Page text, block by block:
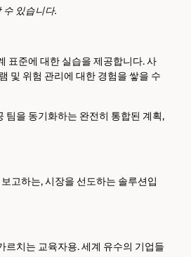
있습니다.
표준에 대한 실습을 제공합니다. 사
및 위험 관리에 대한 경험을 쌓을 수
팀을 동기화하는 완전히 통합된 계획,
고하는, 시장을 선도하는 솔루션입
르치는 교육자용. 세계 유수의 기업들